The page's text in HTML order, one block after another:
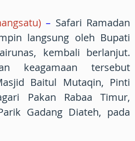
– Safari Ramadan
langsung oleh Bupati
kembali berlanjut.
keagamaan tersebut
Baitul Mutaqin, Pinti
Pakan Rabaa Timur,
Gadang Diateh, pada